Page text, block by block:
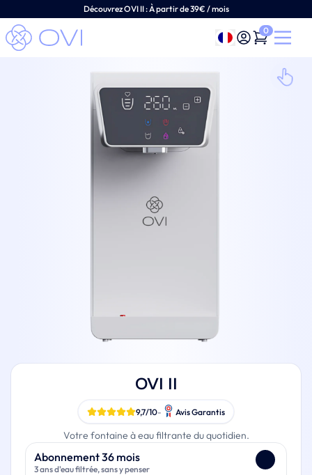
Découvrez OVI II :Àpartir de 39€ / mois
Français
0
OVI II
9,7/10- Avis Garantis
Votre fontaine à eau filtrante du quotidien.
Paiement
Abonnement 36 mois
3 ans d'eau filtrée, sans y penser